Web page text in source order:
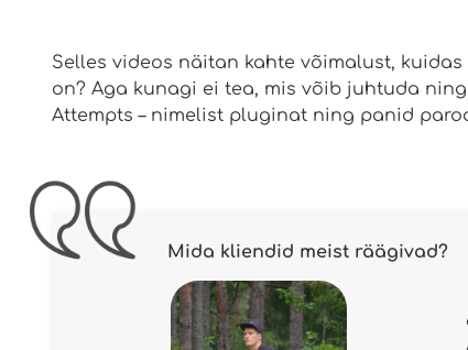
Selles videos näitan kahte võimalust,
on? Aga kunagi ei tea, mis võib juhtuda
Attempts – nimelist pluginat ning panid
Mida kliendid meist räägivad?